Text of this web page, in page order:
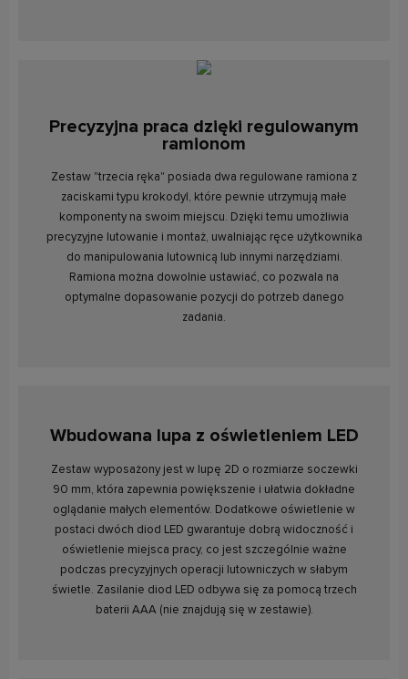
Precyzyjna praca dzięki regulowanym
ramionom
Zestaw "trzecia ręka" posiada dwa regulowane ramiona z
zaciskami typu krokodyl, które pewnie utrzymują małe
komponenty na swoim miejscu. Dzięki temu umożliwia
precyzyjne lutowanie i montaż, uwalniając ręce użytkownika
do manipulowania lutownicą lub innymi narzędziami.
Ramiona można dowolnie ustawiać, co pozwala na
optymalne dopasowanie pozycji do potrzeb danego
zadania.
Wbudowana lupa z oświetleniem LED
Zestaw wyposażony jest w lupę 2D o rozmiarze soczewki
90 mm, która zapewnia powiększenie i ułatwia dokładne
oglądanie małych elementów. Dodatkowe oświetlenie w
postaci dwóch diod LED gwarantuje dobrą widoczność i
oświetlenie miejsca pracy, co jest szczególnie ważne
podczas precyzyjnych operacji lutowniczych w słabym
świetle. Zasilanie diod LED odbywa się za pomocą trzech
baterii AAA (nie znajdują się w zestawie).